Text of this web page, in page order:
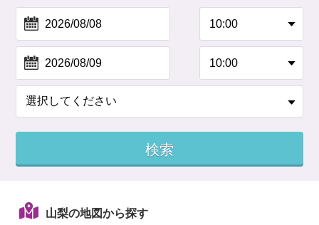
山梨の地図から探す